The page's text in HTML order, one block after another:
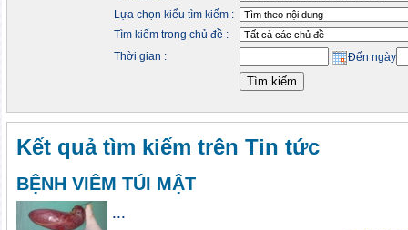
Lựa chọn kiểu tìm kiếm :
Tìm kiếm trong chủ đề :
Thời gian :
Đến ngày
Kết quả tìm kiếm trên Tin tức
BỆNH VIÊM TÚI MẬT
...